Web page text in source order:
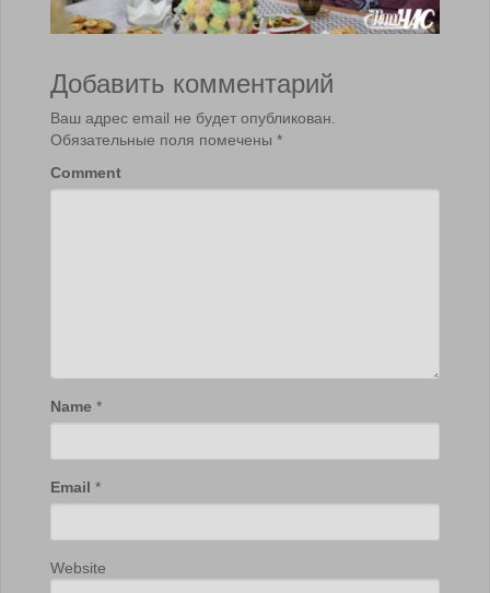
Добавить комментарий
Ваш адрес email не будет опубликован.
Обязательные поля помечены *
Comment
Name *
Email *
Website